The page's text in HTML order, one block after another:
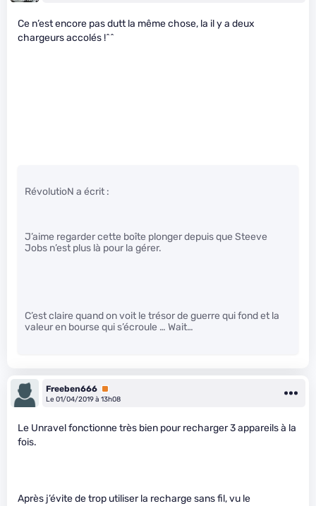
Ce n’est encore pas dutt la même chose, la il y a deux
chargeurs accolés !^^
RévolutioN a écrit :
J’aime regarder cette boîte plonger depuis que Steeve
Jobs n’est plus là pour la gérer.
C’est claire quand on voit le trésor de guerre qui fond et la
valeur en bourse qui s’écroule … Wait…
Freeben666 Premium
Le 01/04/2019 à 13h08
Le Unravel fonctionne très bien pour recharger 3 appareils à la
fois.
Après j’évite de trop utiliser la recharge sans fil, vu le